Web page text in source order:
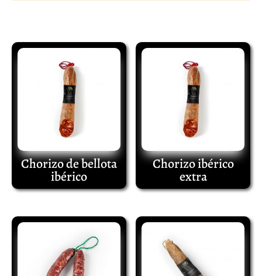
Chorizo de bellota
ibérico
Chorizo ibérico
extra